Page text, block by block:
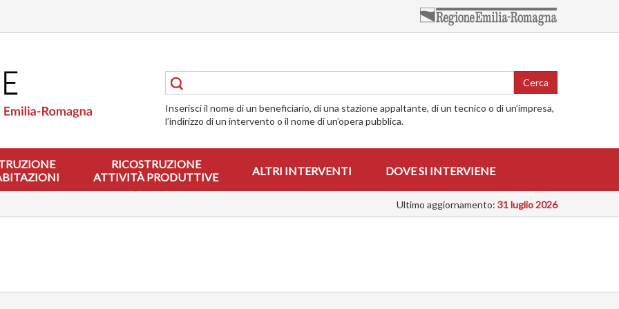
Cerca
Inserisci il nome di un beneficiario, di una stazione appaltante, di un tecnico o di un’impresa,
l’indirizzo di un intervento o il nome di un’opera pubblica.
RICOSTRUZIONE
ATTIVITÀ PRODUTTIVE
ALTRI INTERVENTI DOVE SI INTERVIENE
Ultimo aggiornamento: 31 luglio 2026